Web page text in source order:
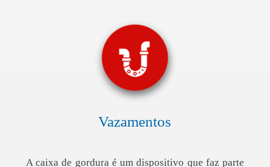
Vazamentos
A caixa de gordura é um dispositivo que faz parte